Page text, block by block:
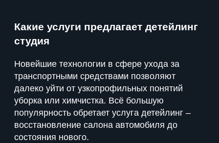
Какие услуги предлагает детейлинг
студия
Новейшие технологии в сфере ухода за
транспортными средствами позволяют
далеко уйти от узкопрофильных понятий
уборка или химчистка. Всё большую
популярность обретает услуга детейлинг –
восстановление салона автомобиля до
состояния нового.